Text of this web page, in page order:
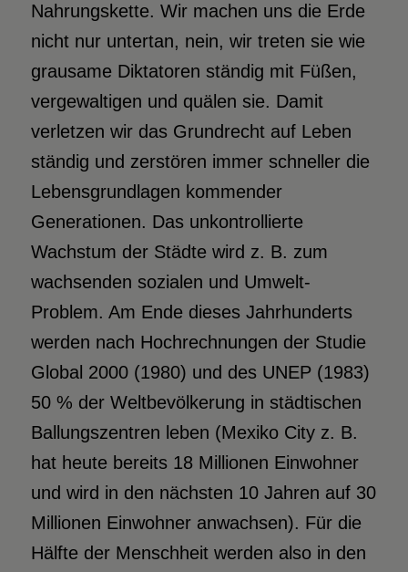
Nahrungskette. Wir machen uns die Erde
nicht nur untertan, nein, wir treten sie wie
grausame Diktatoren ständig mit Füßen,
vergewaltigen und quälen sie. Damit
verletzen wir das Grundrecht auf Leben
ständig und zerstören immer schneller die
Lebensgrundlagen kommender
Generationen. Das unkontrollierte
Wachstum der Städte wird z. B. zum
wachsenden sozialen und Umwelt-
Problem. Am Ende dieses Jahrhunderts
werden nach Hochrechnungen der Studie
Global 2000 (1980) und des UNEP (1983)
50 % der Weltbevölkerung in städtischen
Ballungszentren leben (Mexiko City z. B.
hat heute bereits 18 Millionen Einwohner
und wird in den nächsten 10 Jahren auf 30
Millionen Einwohner anwachsen). Für die
Hälfte der Menschheit werden also in den